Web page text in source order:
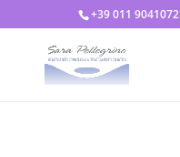
+39 011 9041072